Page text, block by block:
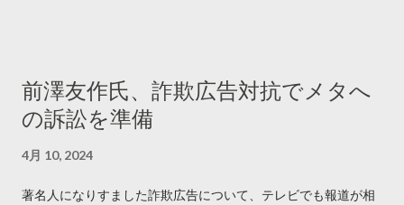
トするのか？ https://marketing.twitter.com/ja/insights/kakusan
前澤友作氏、詐欺広告対抗でメタへ
の訴訟を準備
4月 10, 2024
著名人になりすました詐欺広告について、テレビでも報道が相